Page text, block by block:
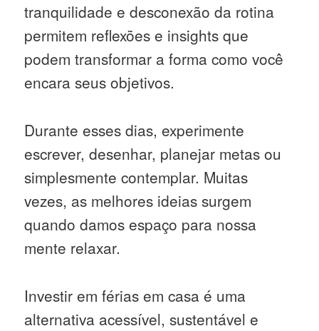
tranquilidade e desconexão da rotina
permitem reflexões e insights que
podem transformar a forma como você
encara seus objetivos.
Durante esses dias, experimente
escrever, desenhar, planejar metas ou
simplesmente contemplar. Muitas
vezes, as melhores ideias surgem
quando damos espaço para nossa
mente relaxar.
Investir em férias em casa é uma
alternativa acessível, sustentável e